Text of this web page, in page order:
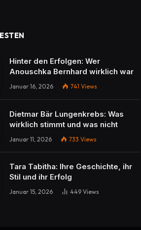
Hinter den Erfolgen: Wer
Anouschka Bernhard wirklich war
Januar 16, 2026 741 Views
Dietmar Bär Lungenkrebs: Was
wirklich stimmt und was nicht
Januar 11, 2026 733 Views
Tara Tabitha: Ihre Geschichte, ihr
Stil und ihr Erfolg
Januar 15, 2026 449 Views